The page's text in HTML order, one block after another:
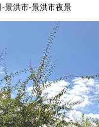
景洪市-景洪市夜景